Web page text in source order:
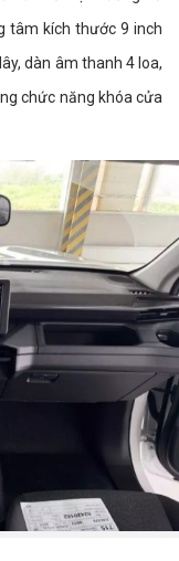
tâm kích thước 9 inch
dàn âm thanh 4 loa,
chức năng khóa cửa